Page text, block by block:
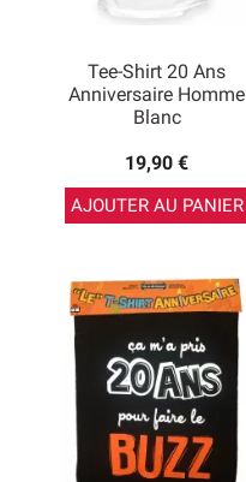
Tee-Shirt 20 Ans
Anniversaire Homme
Blanc
19,90 €
AJOUTER AU PANIER